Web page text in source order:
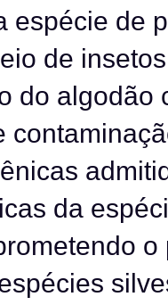
espécie de
de
do algodão
da